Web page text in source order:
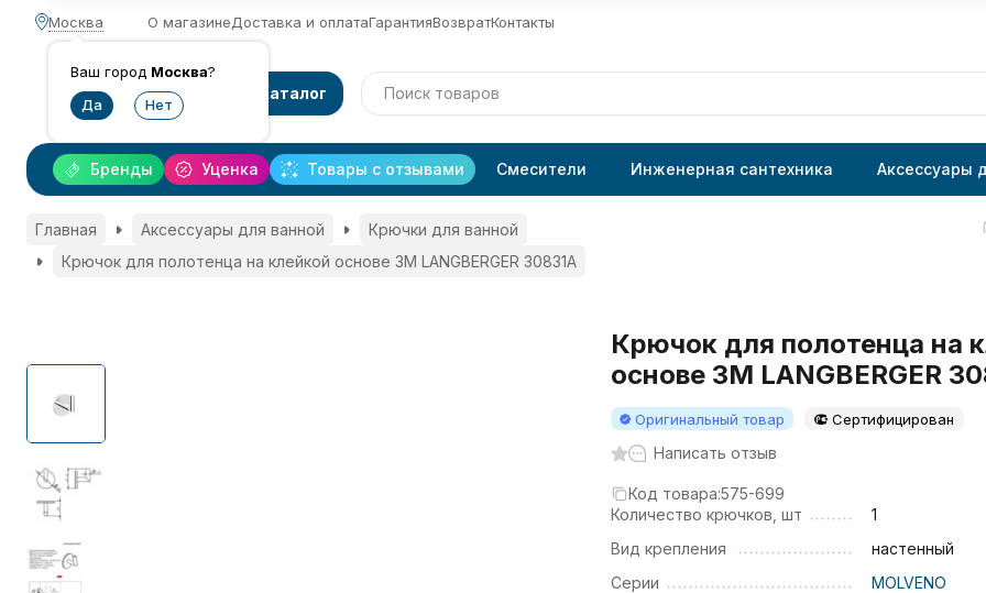
Москва
Ваш город Москва?
О магазинеДоставка и оплатаГарантияВозвратКонтакты
Каталог
Уценка Товары с отзывами
Бренды Смесители Инженерная сантехника Аксессуары
Главная Аксессуары для ванной
Крючки для ванной
Крючок для полотенца на клейкой основе 3М LANGBERGER 30831A
Крючок для полотенца на
основе 3М LANGBERGER
Оригинальный товар Сертифицирован
Написать отзыв
Код товара:575-699
Количество крючков, шт
1
Вид крепления
настенный
Серии
MOLVENO